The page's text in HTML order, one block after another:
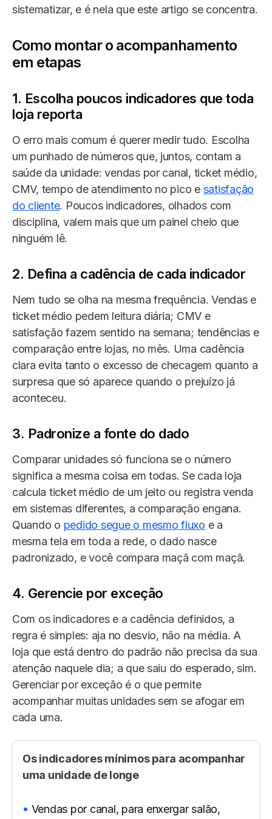
sistematizar, e é nela que este artigo se concentra.
Como montar o acompanhamento
em etapas
1. Escolha poucos indicadores que toda
loja reporta
O erro mais comum é querer medir tudo. Escolha
um punhado de números que, juntos, contam a
saúde da unidade: vendas por canal, ticket médio,
CMV, tempo de atendimento no pico e satisfação
do cliente. Poucos indicadores, olhados com
disciplina, valem mais que um painel cheio que
ninguém lê.
2. Defina a cadência de cada indicador
Nem tudo se olha na mesma frequência. Vendas e
ticket médio pedem leitura diária; CMV e
satisfação fazem sentido na semana; tendências e
comparação entre lojas, no mês. Uma cadência
clara evita tanto o excesso de checagem quanto a
surpresa que só aparece quando o prejuízo já
aconteceu.
3. Padronize a fonte do dado
Comparar unidades só funciona se o número
significa a mesma coisa em todas. Se cada loja
calcula ticket médio de um jeito ou registra venda
em sistemas diferentes, a comparação engana.
Quando o pedido segue o mesmo fluxo e a
mesma tela em toda a rede, o dado nasce
padronizado, e você compara maçã com maçã.
4. Gerencie por exceção
Com os indicadores e a cadência definidos, a
regra é simples: aja no desvio, não na média. A
loja que está dentro do padrão não precisa da sua
atenção naquele dia; a que saiu do esperado, sim.
Gerenciar por exceção é o que permite
acompanhar muitas unidades sem se afogar em
cada uma.
Os indicadores mínimos para acompanhar
uma unidade de longe
Vendas por canal, para enxergar salão,